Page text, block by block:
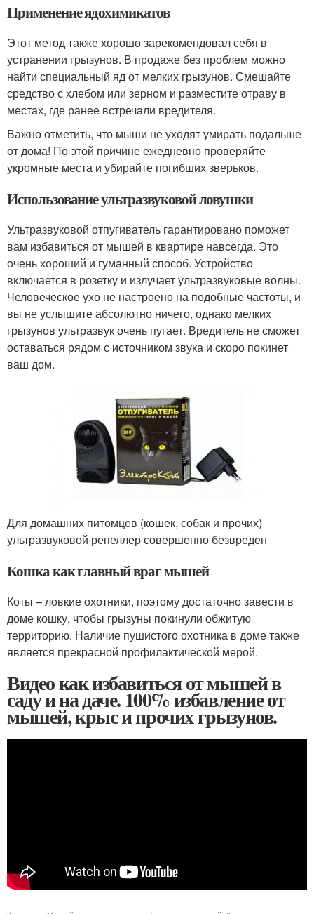
Применение ядохимикатов
Этот метод также хорошо зарекомендовал себя в
устранении грызунов. В продаже без проблем можно
найти специальный яд от мелких грызунов. Смешайте
средство с хлебом или зерном и разместите отраву в
местах, где ранее встречали вредителя.
Важно отметить, что мыши не уходят умирать подальше
от дома! По этой причине ежедневно проверяйте
укромные места и убирайте погибших зверьков.
Использование ультразвуковой ловушки
Ультразвуковой отпугиватель гарантировано поможет
вам избавиться от мышей в квартире навсегда. Это
очень хороший и гуманный способ. Устройство
включается в розетку и излучает ультразвуковые волны.
Человеческое ухо не настроено на подобные частоты, и
вы не услышите абсолютно ничего, однако мелких
грызунов ультразвук очень пугает. Вредитель не сможет
оставаться рядом с источником звука и скоро покинет
ваш дом.
Для домашних питомцев (кошек, собак и прочих)
ультразвуковой репеллер совершенно безвреден
Кошка как главный враг мышей
Коты – ловкие охотники, поэтому достаточно завести в
доме кошку, чтобы грызуны покинули обжитую
территорию. Наличие пушистого охотника в доме также
является прекрасной профилактической мерой.
Видео как избавиться от мышей в
саду и на даче. 100% избавление от
мышей, крыс и прочих грызунов.